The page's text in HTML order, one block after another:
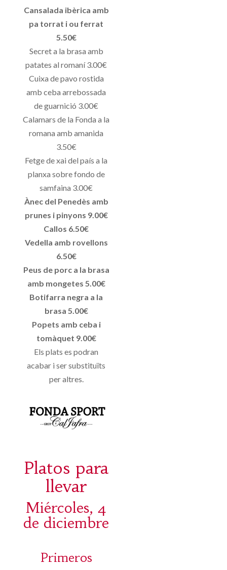
Cansalada ibèrica amb
pa torrat i ou ferrat
5.50€
Secret a la brasa amb
patates al romaní 3.00€
Cuixa de pavo rostida
amb ceba arrebossada
de guarnició 3.00€
Calamars de la Fonda a la
romana amb amanida
3.50€
Fetge de xai del país a la
planxa sobre fondo de
samfaina 3.00€
Ànec del Penedès amb
prunes i pinyons 9.00€
Callos 6.50€
Vedella amb rovellons
6.50€
Peus de porc a la brasa
amb mongetes 5.00€
Botifarra negra a la
brasa 5.00€
Popets amb ceba i
tomàquet 9.00€
Els plats es podran
acabar i ser substituïts
per altres.
Platos para
llevar
Miércoles, 4
de diciembre
Primeros